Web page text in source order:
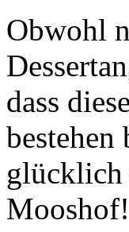
Obwohl
dass
glücklich